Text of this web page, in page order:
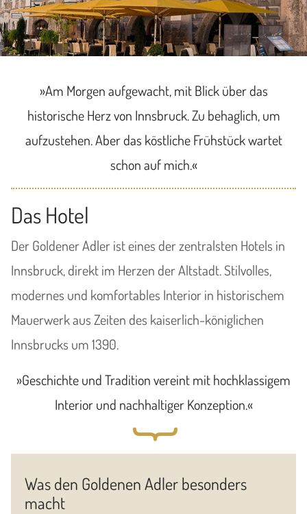
»Am Morgen aufgewacht, mit Blick über das
historische Herz von Innsbruck. Zu behaglich, um
aufzustehen. Aber das köstliche Frühstück wartet
schon auf mich.«
Das Hotel
Der Goldener Adler ist eines der zentralsten Hotels in
Innsbruck, direkt im Herzen der Altstadt. Stilvolles,
modernes und komfortables Interior in historischem
Mauerwerk aus Zeiten des kaiserlich-königlichen
Innsbrucks um 1390.
»Geschichte und Tradition vereint mit hochklassigem
Interior und nachhaltiger Konzeption.«
{
Was den Goldenen Adler besonders
macht